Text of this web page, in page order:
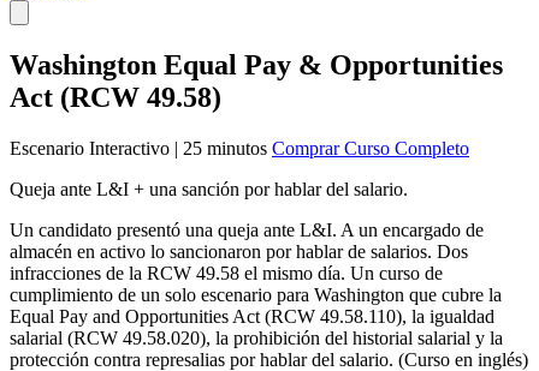
Washington Equal Pay & Opportunities
Act (RCW 49.58)
Escenario Interactivo | 25 minutos Comprar Curso Completo
Queja ante L&I + una sanción por hablar del salario.
Un candidato presentó una queja ante L&I. A un encargado de
almacén en activo lo sancionaron por hablar de salarios. Dos
infracciones de la RCW 49.58 el mismo día. Un curso de
cumplimiento de un solo escenario para Washington que cubre la
Equal Pay and Opportunities Act (RCW 49.58.110), la igualdad
salarial (RCW 49.58.020), la prohibición del historial salarial y la
protección contra represalias por hablar del salario. (Curso en inglés)